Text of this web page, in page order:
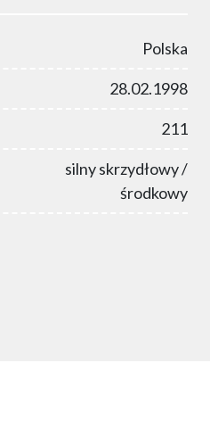
Polska
28.02.1998
211
silny skrzydłowy /
środkowy